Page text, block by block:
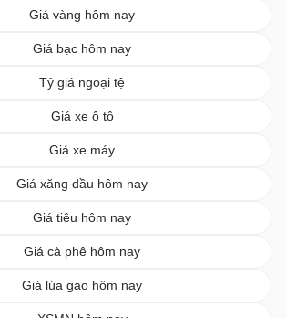
Giá vàng hôm nay
Giá bạc hôm nay
Tỷ giá ngoại tệ
Giá xe ô tô
Giá xe máy
Giá xăng dầu hôm nay
Giá tiêu hôm nay
Giá cà phê hôm nay
Giá lúa gạo hôm nay